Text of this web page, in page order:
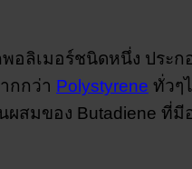
อลิเมอร์ชนิดหนึ่ง ประ
กกว่า Polystyrene ทั่วๆ
สมของ Butadiene ที่